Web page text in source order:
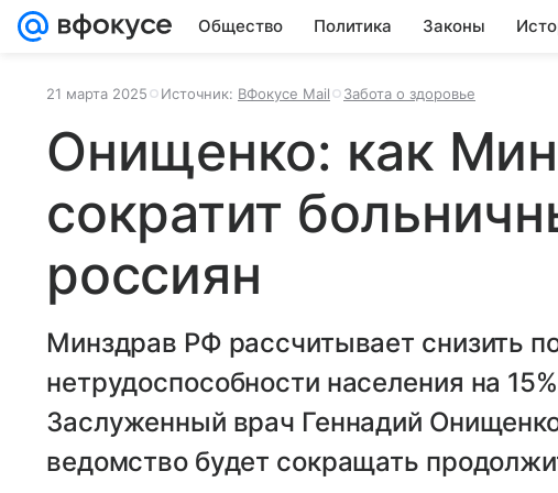
Общество Политика Законы
21 марта 2025 Источник: ВФокусе Mail Забота о здоровье
Онищенко: как
сократит
россиян
Минздрав РФ рассчитывает снизить
нетрудоспособности населения на
Заслуженный врач Геннадий
ведомство будет сокращать